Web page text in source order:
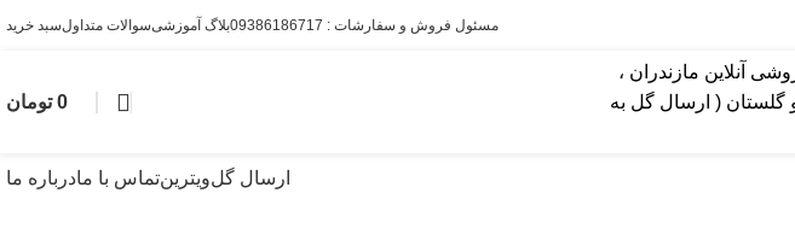
مسئول فروش و سفارشات : 09386186717 بلاگ آموزشیسوالات متداولسبد خرید
0 تومان
ارسال گلویترینتماس با مادرباره ما